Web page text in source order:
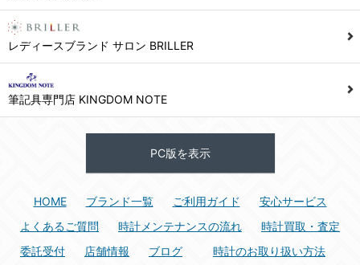
(6) 犯罪的行為、または犯罪的行為に結びつく行為、もしくはその恐れのある行為。
(9) 弊社の企業活動の運営を妨げるような行為、誹謗するような行為。
(12) その他、法令に違反または違反する恐れのある行為。
(13) その他、弊社が不適切と判断する行為。
2) ユーザーは、本サイト及び本サービスの利用により、弊社または第三者が損害を被ったときは、かかる損害を賠償するものとします。
レディースブランド サロン BRILLER
筆記具専門店 KINGDOM NOTE
PC版を表示
HOME ブランド一覧 ご利用ガイド
安心サービス
よくあるご質問
時計メンテナンスの流れ
時計買取・査定
委託受付
店舗情報 ブログ 時計のお取り扱い方法